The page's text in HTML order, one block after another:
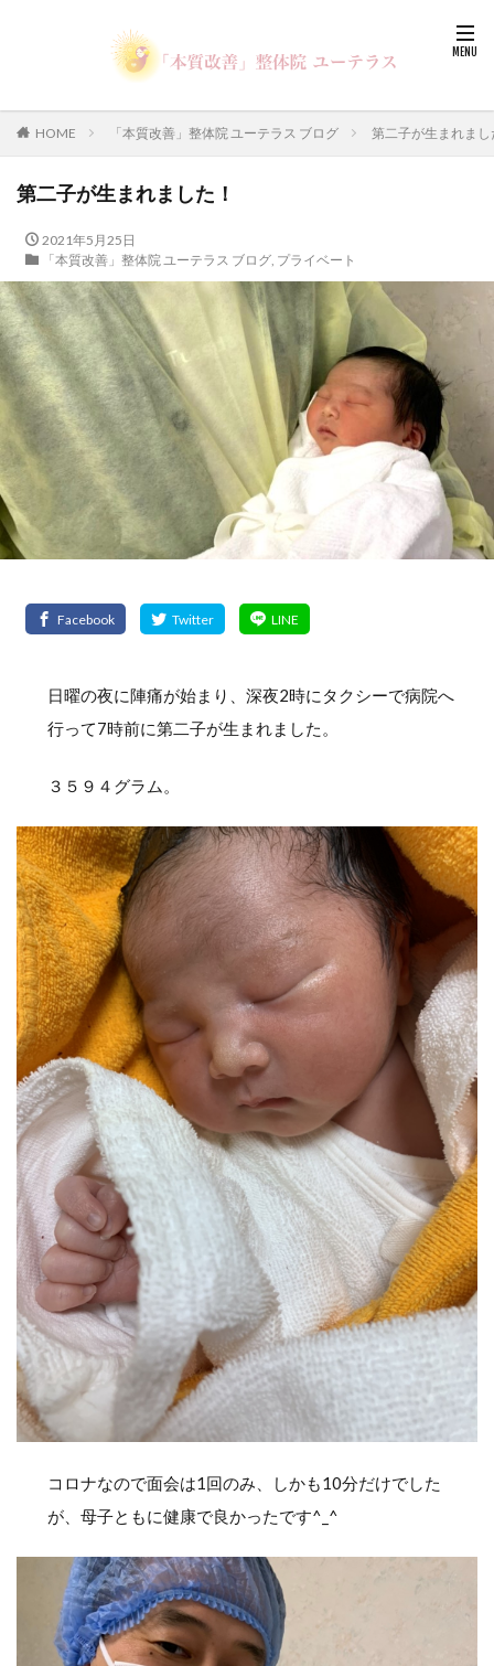
HOME 「本質改善」整体院 ユーテラス ブログ 第二子が生まれまし
第二子が生まれました！
2021年5月25日
「本質改善」整体院 ユーテラス ブログ, プライベート
日曜の夜に陣痛が始まり、深夜2時にタクシーで病院へ
行って7時前に第二子が生まれました。
３５９４グラム。
コロナなので面会は1回のみ、しかも10分だけでした
が、母子ともに健康で良かったです^_^